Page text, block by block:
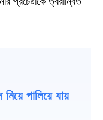
পালিয়ে যায়